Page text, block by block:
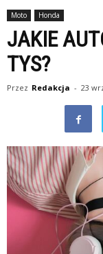
Moto Honda
JAKIE
TYS?
Przez Redakcja - 23